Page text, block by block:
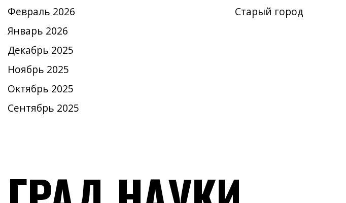
Февраль 2026
Январь 2026
Декабрь 2025
Ноябрь 2025
Октябрь 2025
Сентябрь 2025
Старый город